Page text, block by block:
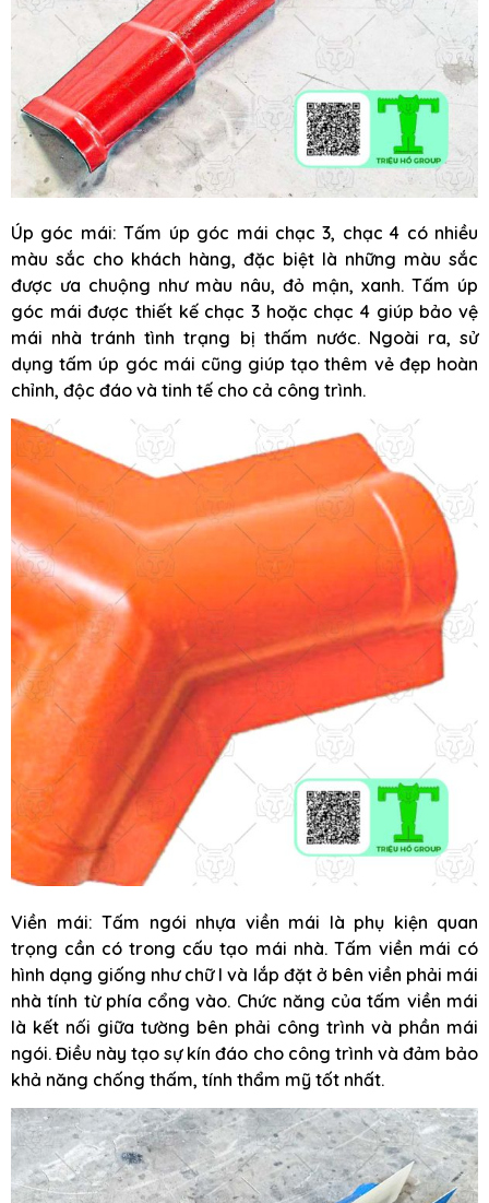
Úp góc mái: Tấm úp góc mái chạc 3, chạc 4 có nhiều
màu sắc cho khách hàng, đặc biệt là những màu sắc
được ưa chuộng như màu nâu, đỏ mận, xanh. Tấm úp
góc mái được thiết kế chạc 3 hoặc chạc 4 giúp bảo vệ
mái nhà tránh tình trạng bị thấm nước. Ngoài ra, sử
dụng tấm úp góc mái cũng giúp tạo thêm vẻ đẹp hoàn
chỉnh, độc đáo và tinh tế cho cả công trình.
Viền mái: Tấm ngói nhựa viền mái là phụ kiện quan
trọng cần có trong cấu tạo mái nhà. Tấm viền mái có
hình dạng giống như chữ I và lắp đặt ở bên viền phải mái
nhà tính từ phía cổng vào. Chức năng của tấm viền mái
là kết nối giữa tường bên phải công trình và phần mái
ngói. Điều này tạo sự kín đáo cho công trình và đảm bảo
khả năng chống thấm, tính thẩm mỹ tốt nhất.